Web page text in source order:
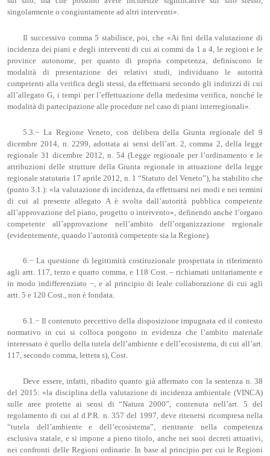
singolarmente o congiuntamente ad altri interventi».
Il successivo comma 5 stabilisce, poi, che «Ai fini della valutazione di
incidenza dei piani e degli interventi di cui ai commi da 1 a 4, le regioni e le
province autonome, per quanto di propria competenza, definiscono le
modalità di presentazione dei relativi studi, individuano le autorità
competenti alla verifica degli stessi, da effettuarsi secondo gli indirizzi di cui
all’allegato G, i tempi per l’effettuazione della medesima verifica, nonché le
modalità di partecipazione alle procedure nel caso di piani interregionali».
5.3.− La Regione Veneto, con delibera della Giunta regionale del 9
dicembre 2014, n. 2299, adottata ai sensi dell’art. 2, comma 2, della legge
regionale 31 dicembre 2012, n. 54 (Legge regionale per l’ordinamento e le
attribuzioni delle strutture della Giunta regionale in attuazione della legge
regionale statutaria 17 aprile 2012, n. 1 “Statuto del Veneto”), ha stabilito che
(punto 3.1.): «la valutazione di incidenza, da effettuarsi nei modi e nei termini
di cui al presente allegato A è svolta dall’autorità pubblica competente
all’approvazione del piano, progetto o intervento», definendo anche l’organo
competente all’approvazione nell’ambito dell’organizzazione regionale
(evidentemente, quando l’autorità competente sia la Regione).
6.− La questione di legittimità costituzionale prospettata in riferimento
agli artt. 117, terzo e quarto comma, e 118 Cost. – richiamati unitariamente e
in modo indifferenziato −, e al principio di leale collaborazione di cui agli
artt. 5 e 120 Cost., non è fondata.
6.1.− Il contenuto precettivo della disposizione impugnata ed il contesto
normativo in cui si colloca pongono in evidenza che l’ambito materiale
interessato è quello della tutela dell’ambiente e dell’ecosistema, di cui all’art.
117, secondo comma, lettera s), Cost.
Deve essere, infatti, ribadito quanto già affermato con la sentenza n. 38
del 2015: «la disciplina della valutazione di incidenza ambientale (VINCA)
sulle aree protette ai sensi di “Natura 2000”, contenuta nell’art. 5 del
regolamento di cui al d.P.R. n. 357 del 1997, deve ritenersi ricompresa nella
“tutela dell’ambiente e dell’ecosistema”, rientrante nella competenza
esclusiva statale, e si impone a pieno titolo, anche nei suoi decreti attuativi,
nei confronti delle Regioni ordinarie. In base al principio per cui le Regioni